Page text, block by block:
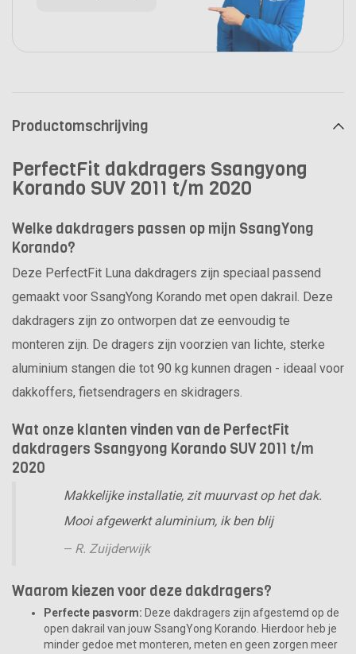
Productomschrijving
PerfectFit dakdragers Ssangyong
Korando SUV 2011 t/m 2020
Welke dakdragers passen op mijn SsangYong
Korando?
Deze PerfectFit Luna dakdragers zijn speciaal passend
gemaakt voor SsangYong Korando met open dakrail. Deze
dakdragers zijn zo ontworpen dat ze eenvoudig te
monteren zijn. De dragers zijn voorzien van lichte, sterke
aluminium stangen die tot 90 kg kunnen dragen - ideaal voor
dakkoffers, fietsendragers en skidragers.
Wat onze klanten vinden van de PerfectFit
dakdragers Ssangyong Korando SUV 2011 t/m
2020
Makkelijke installatie, zit muurvast op het dak.
Mooi afgewerkt aluminium, ik ben blij
R. Zuijderwijk
Waarom kiezen voor deze dakdragers?
Perfecte pasvorm: Deze dakdragers zijn afgestemd op de
open dakrail van jouw SsangYong Korando. Hierdoor heb je
minder gedoe met monteren, meten en geen zorgen meer